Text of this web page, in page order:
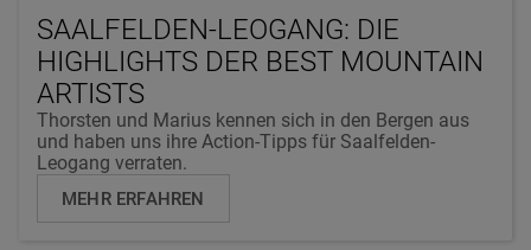
SAALFELDEN-LEOGANG: DIE
HIGHLIGHTS DER BEST MOUNTAIN
ARTISTS
Thorsten und Marius kennen sich in den Bergen aus
und haben uns ihre Action-Tipps für Saalfelden-
Leogang verraten.
MEHR ERFAHREN